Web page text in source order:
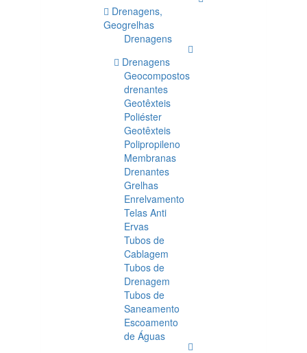
Drenagens,
Geogrelhas
Drenagens
Drenagens
Geocompostos
drenantes
Geotêxteis
Poliéster
Geotêxteis
Polipropileno
Membranas
Drenantes
Grelhas
Enrelvamento
Telas Anti
Ervas
Tubos de
Cablagem
Tubos de
Drenagem
Tubos de
Saneamento
Escoamento
de Águas